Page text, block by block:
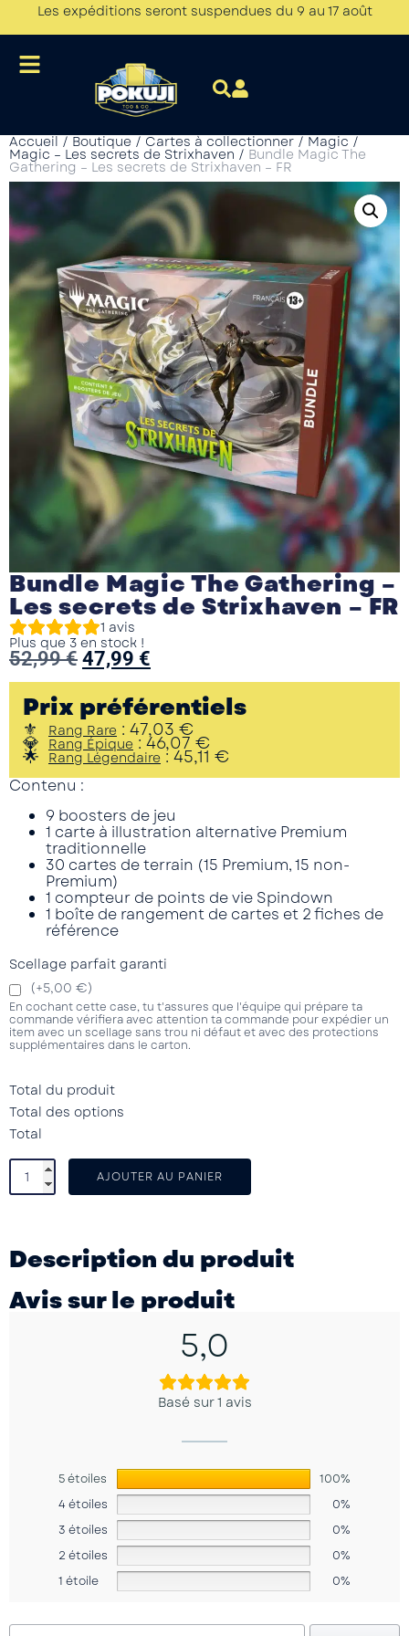
Les expéditions seront suspendues du 9 au 17 août
Accueil / Boutique / Cartes à collectionner / Magic /
Magic – Les secrets de Strixhaven / Bundle Magic The
Gathering – Les secrets de Strixhaven – FR
Bundle Magic The Gathering –
Les secrets de Strixhaven – FR
1 avis
Plus que 3 en stock !
52,99€ 47,99 €
Prix préférentiels
Rang Rare : 47,03 €
Rang Épique : 46,07 €
Rang Légendaire :45,11 €
Contenu :
9 boosters de jeu
1 carte à illustration alternative Premium
traditionnelle
30 cartes de terrain (15 Premium, 15 non-
Premium)
1 compteur de points de vie Spindown
1 boîte de rangement de cartes et 2 fiches de
référence
Scellage parfait garanti
(+5,00 €)
En cochant cette case, tu t'assures que l'équipe qui prépare ta
commande vérifiera avec attention ta commande pour expédier un
item avec un scellage sans trou ni défaut et avec des protections
supplémentaires dans le carton.
Total du produit
Total des options
Total
AJOUTER AU PANIER
Description du produit
Avis sur le produit
5,0
Basé sur 1 avis
5 étoiles
100%
4 étoiles
0%
3 étoiles
0%
2 étoiles
0%
1 étoile
0%